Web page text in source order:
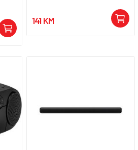
141 KM